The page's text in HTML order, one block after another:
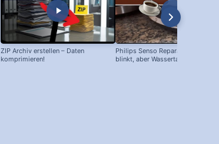
ZIP Archiv erstellen – Daten
komprimieren!
Philips Senso Reparatur: Blaue LED
blinkt, aber Wassertank voll?